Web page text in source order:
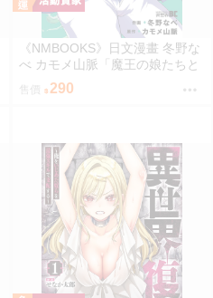
《NMBOOKS》日文漫畫 冬野な
べ カモメ山脈「魔王の娘たちと
まぐわえば強くなれるって本当
ですか？ (7)」
售價 290